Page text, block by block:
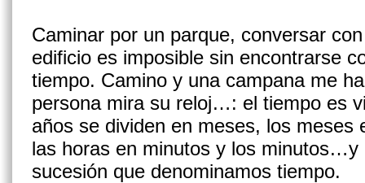
Caminar por un parque, conversar
edificio es imposible sin encontrarse
tiempo. Camino y una campana me
persona mira su reloj…: el tiempo es
años se dividen en meses, los
las horas en minutos y los
sucesión que denominamos tiempo.